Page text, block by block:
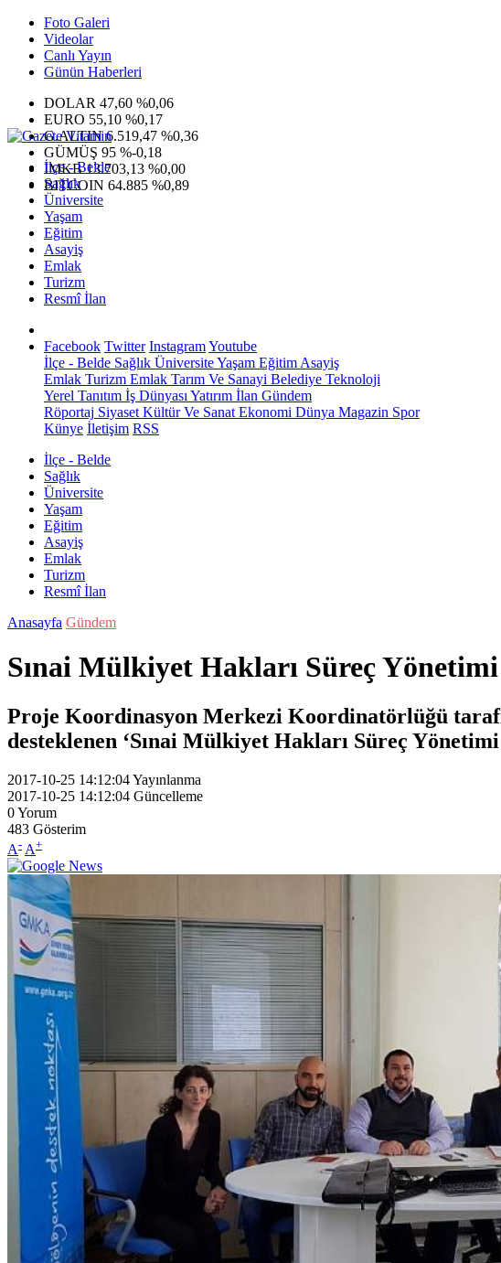
Foto Galeri
Videolar
Canlı Yayın
Günün Haberleri
DOLAR 47,60 %0,06
EURO 55,10 %0,17
G.ALTIN6.519,47 %0,36
GÜMÜŞ 95 %-0,18
IMKB13.703,13 %0,00
BITCOIN 64.885 %0,89
İlçe - Belde
Sağlık
Üniversite
Yaşam
Eğitim
Asayiş
Emlak
Turizm
Resmî İlan
Facebook Twitter InstagramYoutube
İlçe - Belde Sağlık ÜniversiteYaşam Eğitim Asayiş
Emlak Turizm Emlak Tarım Ve Sanayi Belediye Teknoloji
Yerel Tanıtım İş Dünyası Yatırım İlan Gündem
Röportaj Siyaset Kültür Ve Sanat Ekonomi Dünya Magazin Spor
Künye İletişim RSS
İlçe - Belde
Sağlık
Üniversite
Yaşam
Eğitim
Asayiş
Emlak
Turizm
Resmî İlan
Anasayfa Gündem
Sınai Mülkiyet Hakları Süreç
Proje Koordinasyon Merkezi Koordinatörlüğü
desteklenen ‘Sınai Mülkiyet Hakları Süreç
2017-10-25 14:12:04Yayınlanma
2017-10-25 14:12:04 Güncelleme
0Yorum
483 Gösterim
A- A+